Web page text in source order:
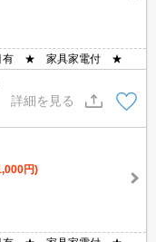
引有 ★ 家具家電付 ★
詳細を見る
円)